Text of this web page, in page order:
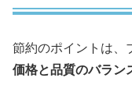
節約のポイントは、
価格と品質のバラン